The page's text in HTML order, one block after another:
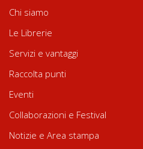
Chi siamo
Le Librerie
Servizi e vantaggi
Raccolta punti
Eventi
Collaborazioni e Festival
Notizie e Area stampa